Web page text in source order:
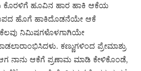
ಕೊರಳಿಗೆ ಹೂವಿನ ಹಾರ ಹಾಕಿ ಆಕೆಯ
ಹೊಗೆ ಹಾಕಿದೊಡನೆಯೇ ಆಕೆ
ಕೆಲವು ನಿಮಿಷಗಳೊಳಗಾಗಿಯೇ
ಕಣ್ಣುಗಳಿಂದ ಪ್ರೇಮಾಶ್ರು
ನಾನು ಆಕೆಗೆ ಪ್ರಣಾಮ ಮಾಡಿ ಕೇಳಿಕೊಂಡೆ,